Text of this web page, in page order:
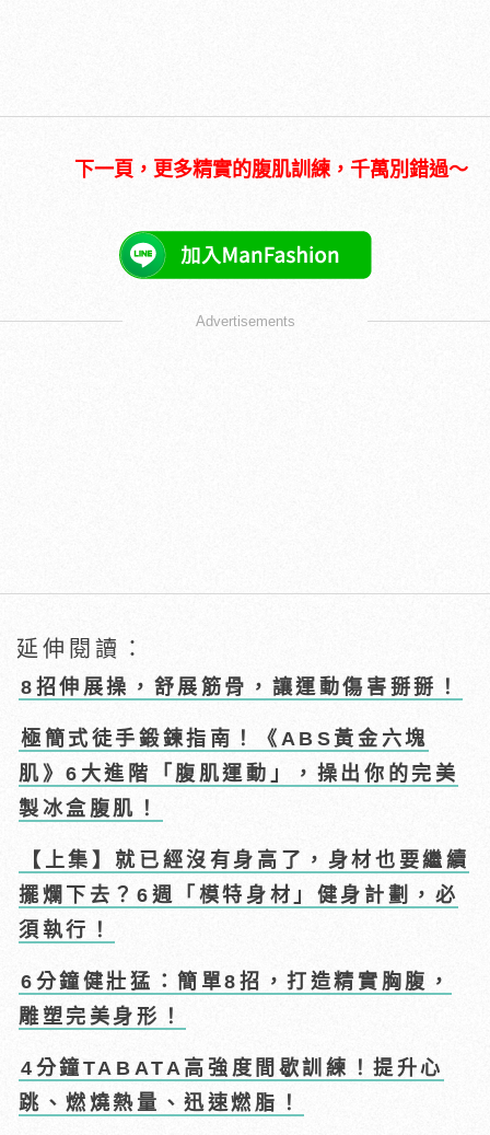
下一頁，更多精實的腹肌訓練，千萬別錯過～
Advertisements
延伸閱讀：
8招伸展操，舒展筋骨，讓運動傷害掰掰！
極簡式徒手鍛鍊指南！《ABS黃金六塊
肌》6大進階「腹肌運動」，操出你的完美
製冰盒腹肌！
【上集】就已經沒有身高了，身材也要繼續
擺爛下去？6週「模特身材」健身計劃，必
須執行！
6分鐘健壯猛：簡單8招，打造精實胸腹，
雕塑完美身形！
4分鐘TABATA高強度間歇訓練！提升心
跳、燃燒熱量、迅速燃脂！